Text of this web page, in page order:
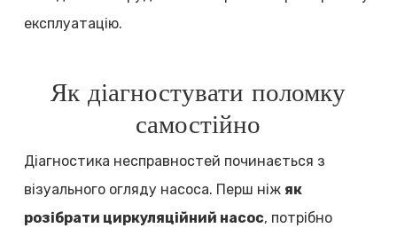
експлуатацію.
Як діагностувати поломку
самостійно
Діагностика несправностей починається з
візуального огляду насоса. Перш ніж як
розібрати циркуляційний насос, потрібно